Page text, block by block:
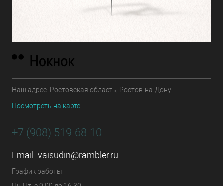
Наш адрес: Ростовская область, Ростов-на-Дону
Посмотреть на карте
+7 (908) 519-68-10
Email: vaisudin@rambler.ru
График работы